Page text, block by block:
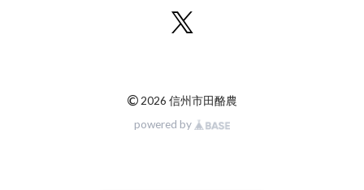
©2026 信州市田酪農
powered by